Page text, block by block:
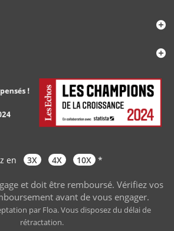
en 3X 4X 10X *
et doit être remboursé. Vérifiez vos
avant de vous engager.
par Floa. Vous disposez du délai de
rétractation.